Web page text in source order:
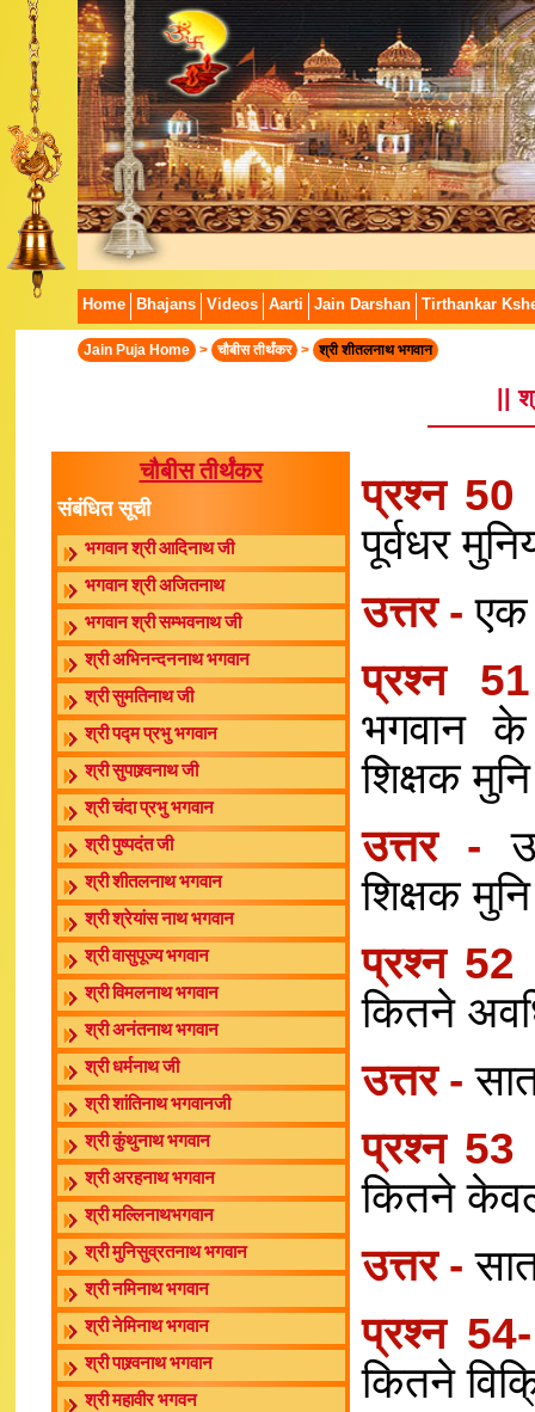
Home Bhajans Videos Aarti Jain Darshan Tirthankar
Jain Puja Home > चौबीस तीर्थंकर > श्री शीतलनाथ भगवान
||
चौबीस तीर्थंकर
संबंधित सूची
भगवान श्री आदिनाथ जी
भगवान श्री अजितनाथ
भगवान श्री सम्भवनाथ जी
श्री अभिनन्दननाथ भगवान
श्री सुमतिनाथ जी
श्री पद्म प्रभु भगवान
श्री सुपाश्र्वनाथ जी
श्री चंदा प्रभु भगवान
श्री पुष्पदंत जी
श्री शीतलनाथ भगवान
श्री श्रेयांस नाथ भगवान
श्री वासुपूज्य भगवान
श्री विमलनाथ भगवान
श्री अनंतनाथ भगवान
श्री धर्मनाथ जी
श्री शांतिनाथ भगवानजी
श्री कुंथुनाथ भगवान
श्री अरहनाथ भगवान
श्री मल्लिनाथभगवान
श्री मुनिसुव्रतनाथ भगवान
श्री नमिनाथ भगवान
श्री नेमिनाथ भगवान
श्री पाश्र्वनाथ भगवान
श्री महावीर भगवन
प्रश्न
पूर्वधर
उत्तर -एक
प्रश्न
भगवान
शिक्षक
उत्तर -
शिक्षक
प्रश्न
कितने
उत्तर -
प्रश्न
कितने
उत्तर -
प्रश्न
कितने